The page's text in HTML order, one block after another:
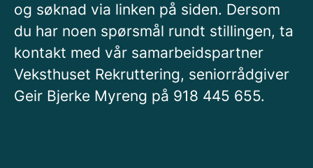
og søknad via linken på siden. Dersom
du har noen spørsmål rundt stillingen, ta
kontakt med vår samarbeidspartner
Veksthuset Rekruttering, seniorrådgiver
Geir Bjerke Myreng på 918 445 655.